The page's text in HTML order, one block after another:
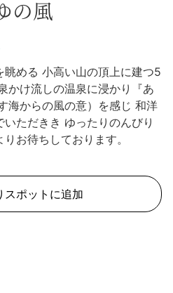
日本語
社説明会
の風
眺める 小高い山の頂上に建つ5
かけ流しの温泉に浸かり『あ
海からの風の意）を感じ 和洋
ただきき ゆったりのんびり
お待ちしております。
スポットに追加